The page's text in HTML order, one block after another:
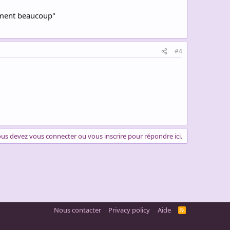
beaucoup"
#4
devez vous connecter ou vous inscrire pour répondre ici.
Nous contacter Privacy policy Aide
R